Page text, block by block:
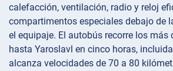
calefacción, ventilación, radio y reloj
compartimentos especiales debajo de
el equipaje. El autobús recorre los más
hasta Yaroslavl en cinco horas,
alcanza velocidades de 70 a 80